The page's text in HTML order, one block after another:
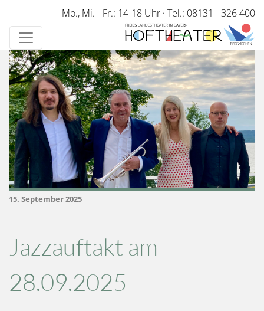
Direkt
zum
Inhalt
Mo., Mi. - Fr.: 14-18 Uhr · Tel.: 08131 - 326 400
15. September 2025
Jazzauftakt am
28.09.2025